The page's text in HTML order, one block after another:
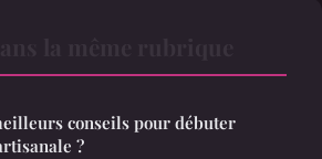
conseils pour débuter
?